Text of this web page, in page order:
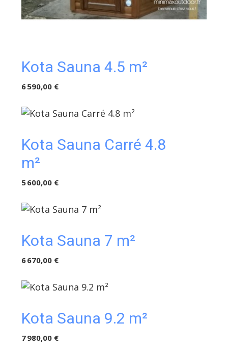
Kota Sauna 4.5 m²
6 590,00 €
Kota Sauna Carré 4.8
m²
5 600,00 €
Kota Sauna 7 m²
6 670,00 €
Kota Sauna 9.2 m²
7 980,00 €